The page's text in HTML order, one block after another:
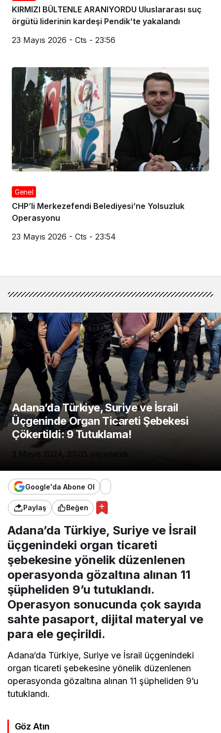
KIRMIZI BÜLTENLE ARANIYORDU Uluslararası suç
örgütü liderinin kardeşi Pendik’te yakalandı
23 Mayıs 2026 - Cts - 23:56
Genel
CHP’li Merkezefendi Belediyesi’ne Yolsuzluk
Operasyonu
23 Mayıs 2026 - Cts - 23:54
Adana’da Türkiye, Suriye ve İsrail
Üçgeninde Organ Ticareti Şebekesi
Çökertildi: 9 Tutuklama!
3 Mayıs 2024, 23:05 yayınlandı
Google'da Abone Ol
Paylaş Beğen
Adana’da Türkiye, Suriye ve İsrail
üçgenindeki organ ticareti
şebekesine yönelik düzenlenen
operasyonda gözaltına alınan 11
şüpheliden 9’u tutuklandı.
Operasyon sonucunda çok sayıda
sahte pasaport, dijital materyal ve
para ele geçirildi.
Adana‘da Türkiye,Suriye ve İsrail üçgenindeki
organ ticareti şebekesine yönelik düzenlenen
operasyonda gözaltına alınan 11 şüpheliden 9’u
tutuklandı.
Göz Atın